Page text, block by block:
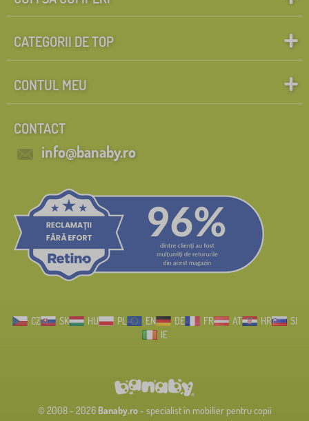
CATEGORII DE TOP
CONTUL MEU
CONTACT
info@banaby.ro
CZ SK HU PL EN DE FR AT HR
SI
IE
© 2008 - 2026 Banaby.ro- specialist în mobilier pentru copii